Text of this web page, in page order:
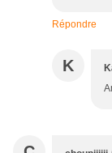
Répondre
K